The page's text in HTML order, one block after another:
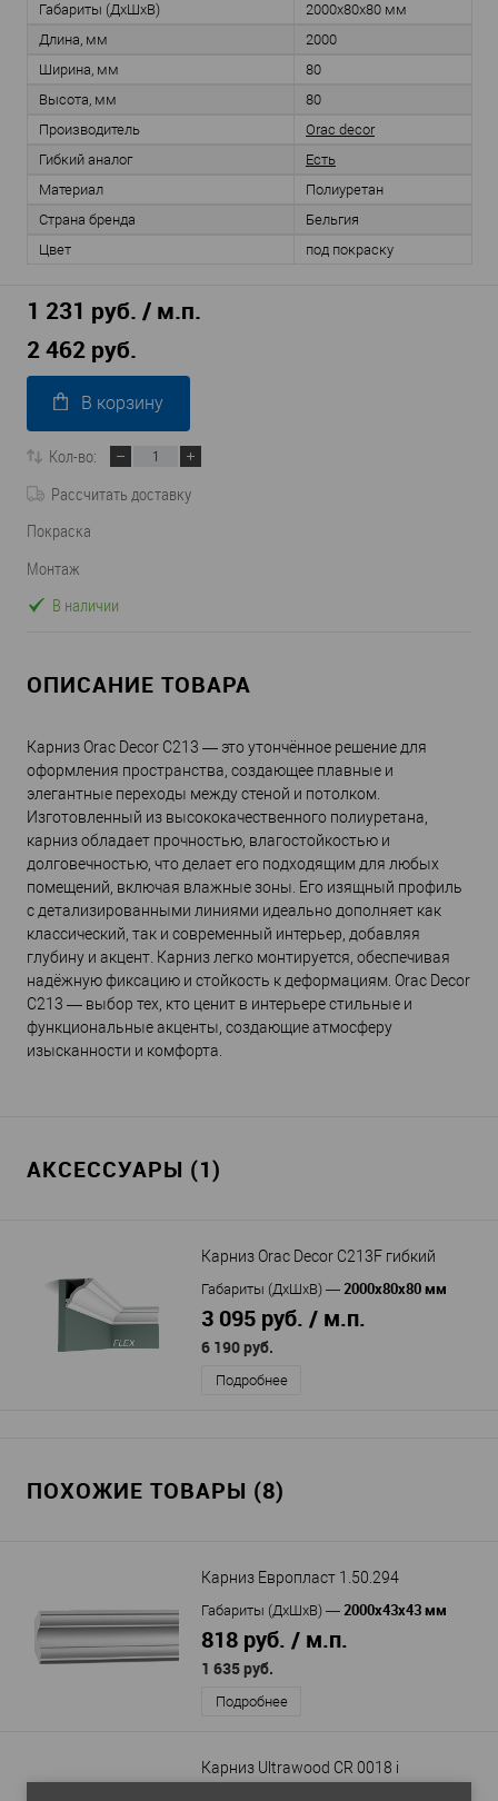
Габариты (ДхШхВ)
2000x80x80 мм
Длина, мм
2000
Ширина, мм
80
Высота, мм
80
Производитель
Orac decor
Гибкий аналог
Есть
Материал
Полиуретан
Страна бренда
Бельгия
Цвет
под покраску
1 231 руб. / м.п.
2 462 руб.
В корзину
Кол-во:
Рассчитать доставку
Покраска
Монтаж
В наличии
ОПИСАНИЕ ТОВАРА
Карниз Orac Decor C213 — это утончённое решение для
оформления пространства, создающее плавные и
элегантные переходы между стеной и потолком.
Изготовленный из высококачественного полиуретана,
карниз обладает прочностью, влагостойкостью и
долговечностью, что делает его подходящим для любых
помещений, включая влажные зоны. Его изящный профиль
с детализированными линиями идеально дополняет как
классический, так и современный интерьер, добавляя
глубину и акцент. Карниз легко монтируется, обеспечивая
надёжную фиксацию и стойкость к деформациям. Orac Decor
C213 — выбор тех, кто ценит в интерьере стильные и
функциональные акценты, создающие атмосферу
изысканности и комфорта.
АКСЕССУАРЫ (1)
Карниз Orac Decor C213F гибкий
Габариты (ДхШхВ) — 2000x80x80 мм
3 095 руб. / м.п.
6 190 руб.
Подробнее
ПОХОЖИЕ ТОВАРЫ (8)
Карниз Европласт 1.50.294
Габариты (ДхШхВ) — 2000х43х43 мм
818 руб. / м.п.
1 635 руб.
Подробнее
Карниз Ultrawood CR 0018 i